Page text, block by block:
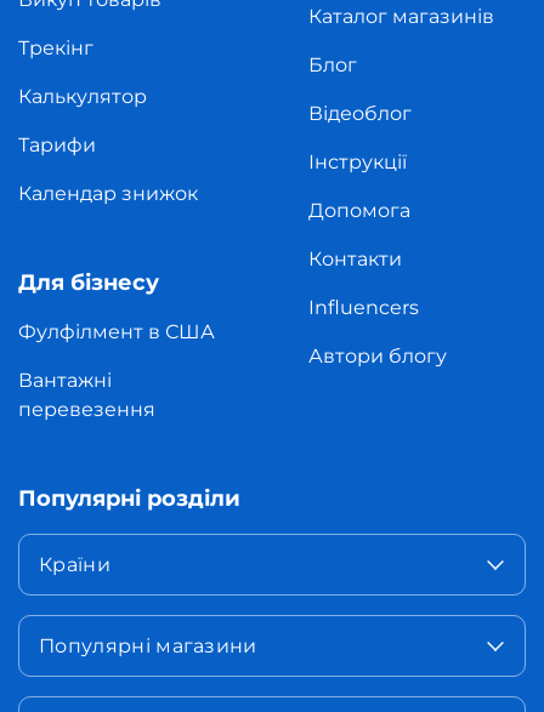
Трекінг
Калькулятор
Тарифи
Календар знижок
Для бізнесу
Фулфілмент в США
Вантажні
перевезення
Каталог магазинів
Блог
Відеоблог
Інструкції
Допомога
Контакти
Influencers
Автори блогу
Популярні розділи
Країни
Популярні магазини